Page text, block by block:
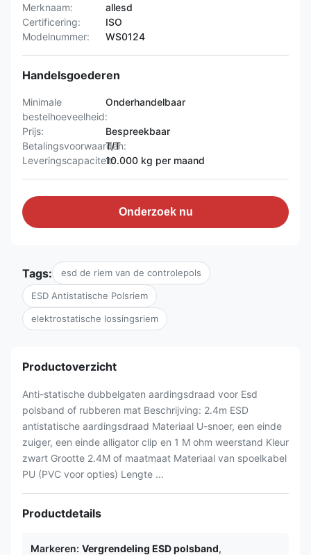
Merknaam:
allesd
Certificering:
ISO
Modelnummer:
WS0124
Handelsgoederen
Minimale
bestelhoeveelheid:
Onderhandelbaar
Prijs:
Bespreekbaar
Betalingsvoorwaarden:
T/T
Leveringscapaciteit:10.000 kg per maand
Onderzoek nu
Tags: esd de riem van de controlepols
ESD Antistatische Polsriem
elektrostatische lossingsriem
Productoverzicht
Anti-statische dubbelgaten aardingsdraad voor Esd
polsband of rubberen mat Beschrijving: 2.4m ESD
antistatische aardingsdraad Materiaal U-snoer, een einde
zuiger, een einde alligator clip en 1 M ohm weerstand Kleur
zwart Grootte 2.4M of maatmaat Materiaal van spoelkabel
PU (PVC voor opties) Lengte ...
Productdetails
Markeren: Vergrendeling ESD polsband,